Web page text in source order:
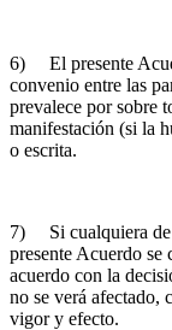
6) El presente
convenio entre las
prevalece por sobre
manifestación (si la
o escrita.
7) Si cualquiera de
presente Acuerdo se
acuerdo con la
no se verá afectado,
vigor y efecto.